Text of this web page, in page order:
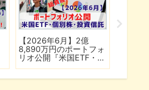
【2026年6月】2億
8,890万円のポートフォ
リオ公開『米国ETF・個